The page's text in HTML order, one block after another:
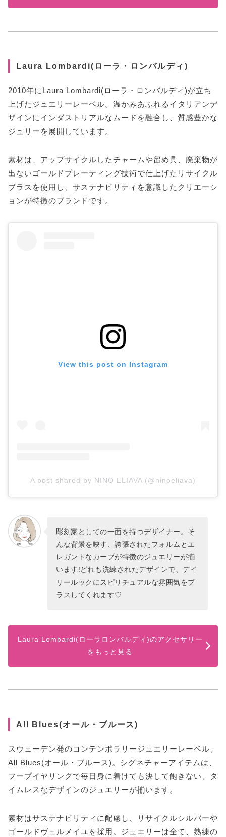
Laura Lombardi(ローラ・ロンバルディ)
2010年にLaura Lombardi(ローラ・ロンバルディ)が立ち
上げたジュエリーレーベル。温かみあふれるイタリアンデ
ザインにインダストリアルなムードを融合し、質感豊かな
ジュリーを展開しています。
素材は、アップサイクルしたチャームや留め具、廃棄物が
出ないゴールドプレーティング技術で仕上げたリサイクル
ブラスを使用し、サステナビリティを意識したクリエーシ
ョンが特徴のブランドです。
View this post on Instagram
A post shared by NINO ELIAVA (@ninoeliava)
彫刻家としての一面を持つデザイナー。そ
んな背景を映す、誇張されたフォルムとエ
レガントなカーブが特徴のジュエリーが揃
います!どれも洗練されたデザインで、デイ
リールックにスピリチュアルな雰囲気をプ
ラスしてくれます♡
Laura Lombardi(ローラロンバルディ)のアクセサリー
をもっと見る
All Blues(オール・ブルース)
スウェーデン発のコンテンポラリージュエリーレーベル、
All Blues(オール・ブルース)。シグネチャーアイテムは、
フープイヤリングで毎日身に着けても決して飽きない、タ
イムレスなデザインのジュエリーが揃います。
素材はサステナビリティに配慮し、リサイクルシルバーや
ゴールドヴェルメイユを採用。ジュエリーは全て、熟練の